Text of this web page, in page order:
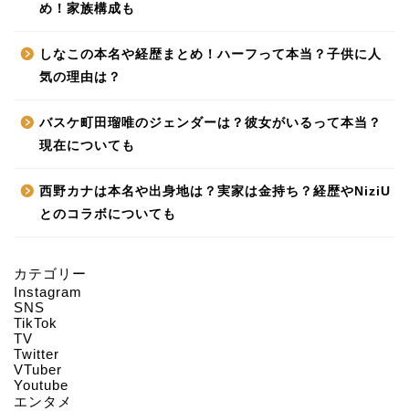
め！家族構成も
しなこの本名や経歴まとめ！ハーフって本当？子供に人
気の理由は？
バスケ町田瑠唯のジェンダーは？彼女がいるって本当？
現在についても
西野カナは本名や出身地は？実家は金持ち？経歴やNiziU
とのコラボについても
カテゴリー
Instagram
SNS
TikTok
TV
Twitter
VTuber
Youtube
エンタメ